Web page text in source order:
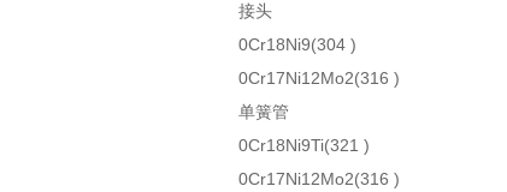
接头
0Cr18Ni9(304 )
0Cr17Ni12Mo2(316 )
单簧管
0Cr18Ni9Ti(321 )
0Cr17Ni12Mo2(316 )